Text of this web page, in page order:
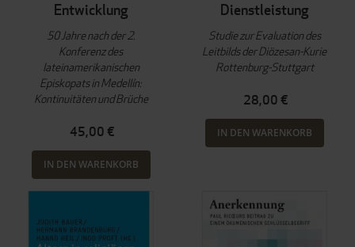
Entwicklung
50 Jahre nach der 2.
Konferenz des
lateinamerikanischen
Episkopats in Medellín:
Kontinuitäten und Brüche
45,00 €
IN DEN WARENKORB
Dienstleistung
Studie zur Evaluation des
Leitbilds der Diözesan-Kurie
Rottenburg-Stuttgart
28,00 €
IN DEN WARENKORB